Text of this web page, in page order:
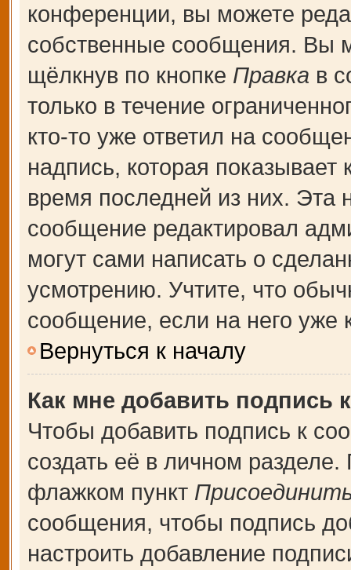
конференции, вы можете
собственные сообщения. Вы
щёлкнув по кнопке Правка в
только в течение
кто-то уже ответил на
надпись, которая показывает
время последней из них. Эта
сообщение редактировал
могут сами написать о
усмотрению. Учтите, что
сообщение, если на него уже
Вернуться к началу
Как мне добавить подпись
Чтобы добавить подпись к
создать её в личном
флажком пункт
сообщения, чтобы подпись
настроить добавление